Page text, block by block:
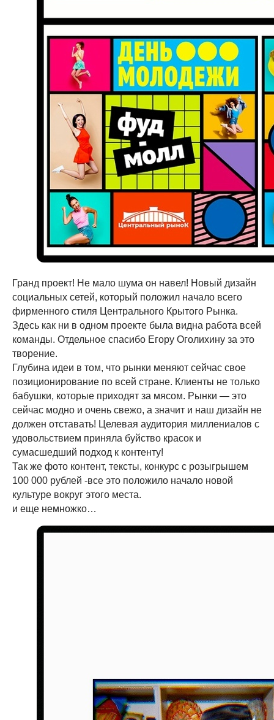
Гранд проект! Не мало шума он навел! Новый дизайн
социальных сетей, который положил начало всего
фирменного стиля Центрального Крытого Рынка.
Здесь как ни в одном проекте была видна работа всей
команды. Отдельное спасибо Егору Оголихину за это
творение.
Глубина идеи в том, что рынки меняют сейчас свое
позиционирование по всей стране. Клиенты не только
бабушки, которые приходят за мясом. Рынки — это
сейчас модно и очень свежо, а значит и наш дизайн не
должен отставать! Целевая аудитория миллениалов с
удовольствием приняла буйство красок и
сумасшедший подход к контенту!
Так же фото контент, тексты, конкурс с розыгрышем
100 000 рублей -все это положило начало новой
культуре вокруг этого места.
и еще немножко…